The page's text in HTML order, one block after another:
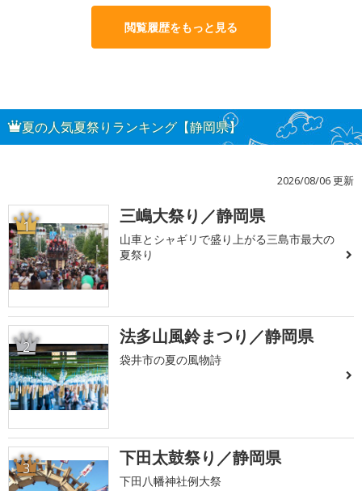
閲覧履歴をもっと見る
夏の人気夏祭りランキング【静岡県】
2026/08/06 更新
1 三嶋大祭り／静岡県
山車とシャギリで盛り上がる三島市最大の
夏祭り
2 法多山風鈴まつり／静岡県
袋井市の夏の風物詩
3 下田太鼓祭り／静岡県
下田八幡神社例大祭